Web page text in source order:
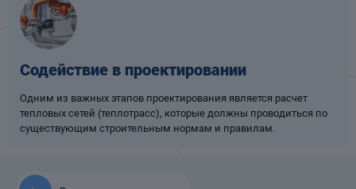
Содействие в проектировании
Одним из важных этапов проектирования является расчет
тепловых сетей (теплотрасс), которые должны проводиться по
существующим строительным нормам и правилам.
Компенсаторы